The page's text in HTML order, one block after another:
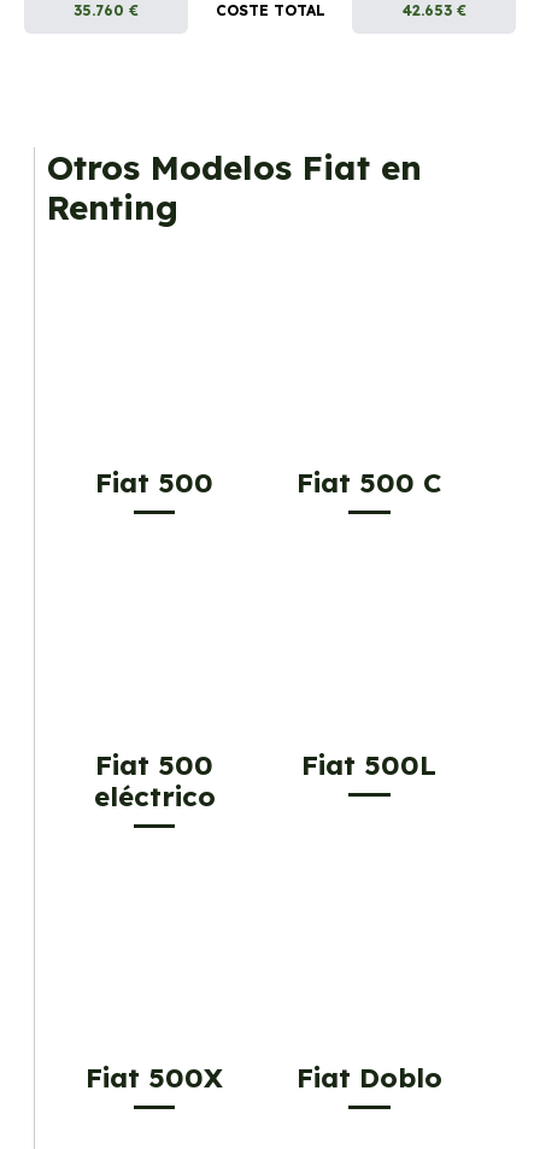
35.760 € COSTE TOTAL 42.653 €
Otros Modelos Fiat en
Renting
Fiat 500 Fiat 500 C
Fiat 500
eléctrico
Fiat 500L
Fiat 500X Fiat Doblo